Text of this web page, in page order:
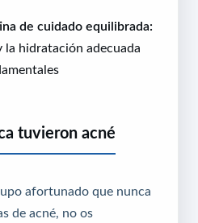
de cuidado equilibrada:
la hidratación adecuada
tuvieron acné
afortunado que nunca
de acné, no os